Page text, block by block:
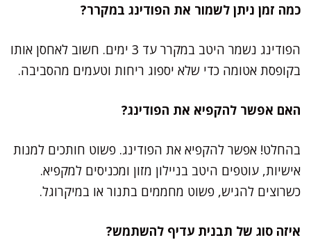
כמה זמן ניתן לשמור את הפודינג במקרר?
הפודינג נשמר היטב במקרר עד 3 ימים. חשוב לאחסן אותו
בקופסת אטומה כדי שלא יספוג ריחות וטעמים מהסביבה.
האם אפשר להקפיא את הפודינג?
בהחלט! אפשר להקפיא את הפודינג. פשוט חותכים למנות
אישיות, עוטפים היטב בניילון מזון ומכניסים למקפיא.
כשרוצים להגיש, פשוט מחממים בתנור או במיקרוגל.
איזה סוג של תבנית עדיף להשתמש?